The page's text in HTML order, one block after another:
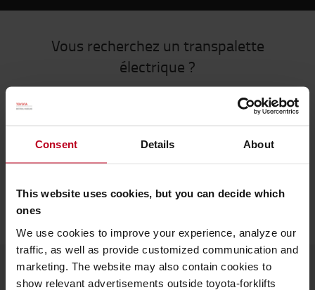
Consent Details About
This website uses cookies, but you can decide which
ones
We use cookies to improve your experience, analyze our
traffic, as well as provide customized communication and
marketing. The website may also contain cookies to
show relevant advertisements outside toyota-forklifts
Vous recherchez un transpalette
électrique ?
Découvrez tous les transpalettes dans notre
boutique en ligne ou explorer notre
TRANSPALETTES ÉLECTRIQUES